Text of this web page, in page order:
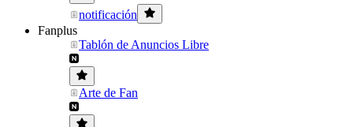
notificación
Fanplus
Tablón de Anuncios Libre
Arte de Fan